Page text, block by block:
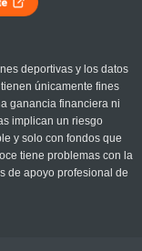
deportivas y los datos
tienen únicamente fines
ganancia financiera ni
implican un riesgo
y solo con fondos que
tiene problemas con la
de apoyo profesional de